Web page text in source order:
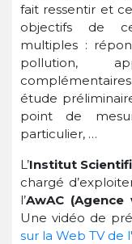
fait ressentir et
objectifs de
multiples :
pollution,
étude
point de
particulier, …
L’Institut
chargé
l’AwAC
Une vidéo de
sur la Web TV de